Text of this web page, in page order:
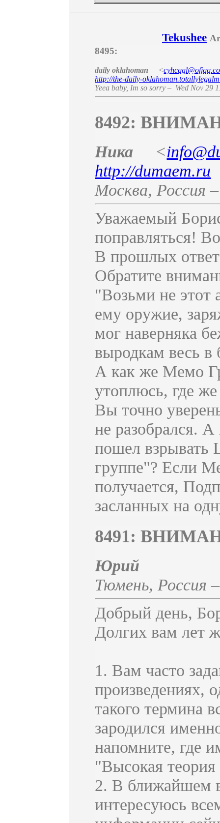
Tekushee
8495:
daily oklahoman <
http://the-daily-
Yeea baby, Im so sorry – Wed Nov 29
8492:
Ника <
http://dumaem.ru
Москва, Россия
Уважаемый
поправляться!
В прошлых
Обратите
"Возьми не этот
ему оружие,
мог наверняка
выродкам весь в
А как же Мемо
утоплюсь, где
Вы точно
не разобрался.
пошел взрывать
группе"? Если
получается,
засланных на
8491:
Юрий
Тюмень, Россия
Добрый день,
Долгих вам лет
1. Вам часто
произведениях,
такого термина
зародился
напомните, где
"Высокая
2. В ближайшем
интересуюсь